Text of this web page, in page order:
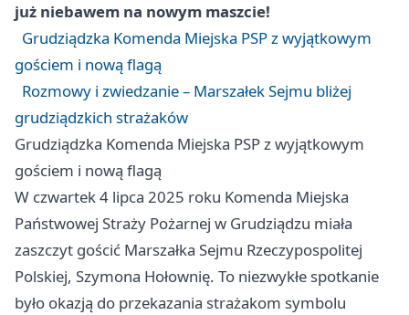
już niebawem na nowym maszcie!
Grudziądzka Komenda Miejska PSP z wyjątkowym
gościem i nową flagą
Rozmowy i zwiedzanie – Marszałek Sejmu bliżej
grudziądzkich strażaków
Grudziądzka Komenda Miejska PSP z wyjątkowym
gościem i nową flagą
W czwartek 4 lipca 2025 roku Komenda Miejska
Państwowej Straży Pożarnej w Grudziądzu miała
zaszczyt gościć Marszałka Sejmu Rzeczypospolitej
Polskiej, Szymona Hołownię. To niezwykłe spotkanie
było okazją do przekazania strażakom symbolu